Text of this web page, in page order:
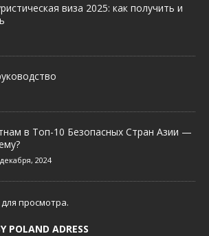
виза 2025: как получить и
в Топ-10 Безопасных Стран Азии —
2024
просмотра.
POLAND ADRESS